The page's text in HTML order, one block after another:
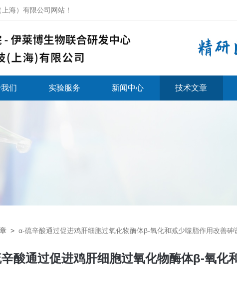
海）有限公司网站 ！
们 实验服务 新闻中心 技术文章
> α-硫辛酸通过促进鸡肝细胞过氧化物酶体β-氧化和减少噬脂作用改善砷
酸通过促进鸡肝细胞过氧化物酶体β-氧化